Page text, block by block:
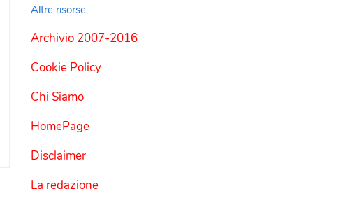
Altre risorse
Archivio 2007-2016
Cookie Policy
Chi Siamo
HomePage
Disclaimer
La redazione